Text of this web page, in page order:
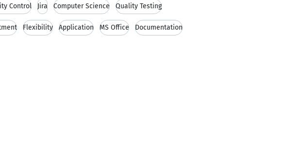
Control Jira Computer Science Quality Testing
Flexibility Application MS Office Documentation